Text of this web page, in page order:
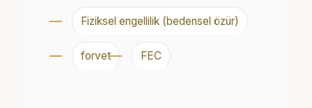
Fiziksel engellilik (bedensel özür)
forvet FEC